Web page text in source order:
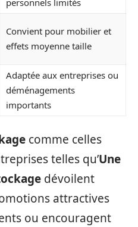
personnels limités
Convient pour mobilier et
effets moyenne taille
Adaptée aux entreprises ou
déménagements
importants
comme celles
telles qu’Une
dévoilent
attractives
ou encouragent